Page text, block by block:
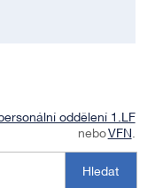
oddělení 1.LF
neboVFN .
Hledat